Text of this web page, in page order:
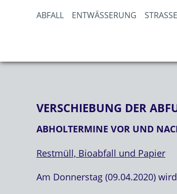
ABFALL ENTWÄSSERUNG
VERSCHIEBUNG DER
ABHOLTERMINE VOR UND
Restmüll, Bioabfall und Papier
Am Donnerstag (09.04.2020)